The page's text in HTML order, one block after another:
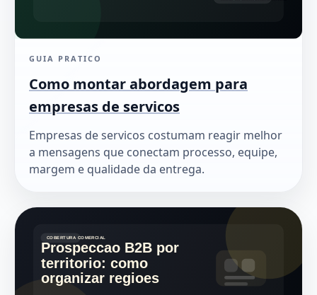
GUIA PRATICO
Como montar abordagem para
empresas de servicos
Empresas de servicos costumam reagir melhor
a mensagens que conectam processo, equipe,
margem e qualidade da entrega.